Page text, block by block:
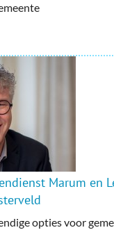
Marum en
opties voor